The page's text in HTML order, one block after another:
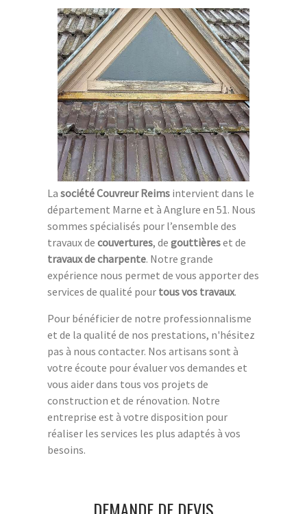
La société Couvreur Reims intervient dans le
département Marne et à Anglure en 51. Nous
sommes spécialisés pour l’ensemble des
travaux de couvertures, de gouttièreset de
travaux de charpente. Notre grande
expérience nous permet de vous apporter des
services de qualité pour tous vos travaux.
Pour bénéficier de notre professionnalisme
et de la qualité de nos prestations, n'hésitez
pas à nous contacter. Nos artisans sont à
votre écoute pour évaluer vos demandes et
vous aider dans tous vos projets de
construction et de rénovation. Notre
entreprise est à votre disposition pour
réaliser les services les plus adaptés à vos
besoins.